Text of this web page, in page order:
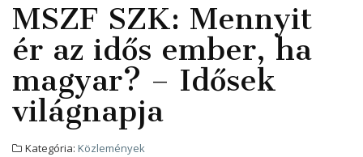
MSZF SZK: Mennyit
ér az idős ember, ha
magyar? – Idősek
világnapja
Kategória: Közlemények